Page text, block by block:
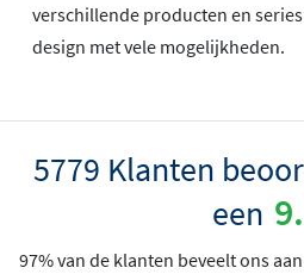
verschillende producten en
design met vele mogelijkheden.
5779 Klanten
een
97% van de klanten beveelt ons